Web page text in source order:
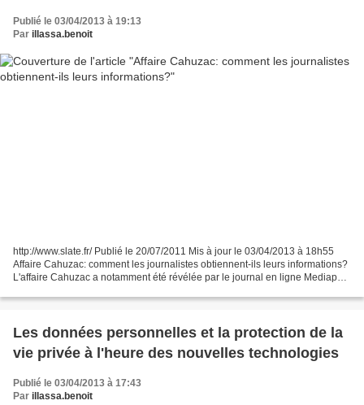
Publié le 03/04/2013 à 19:13
Par illassa.benoit
http://www.slate.fr/ Publié le 20/07/2011 Mis à jour le 03/04/2013 à 18h55
Affaire Cahuzac: comment les journalistes obtiennent-ils leurs informations?
L'affaire Cahuzac a notamment été révélée par le journal en ligne Mediapart.
Les données personnelles et la protection de la
vie privée à l'heure des nouvelles technologies
Publié le 03/04/2013 à 17:43
Par illassa.benoit